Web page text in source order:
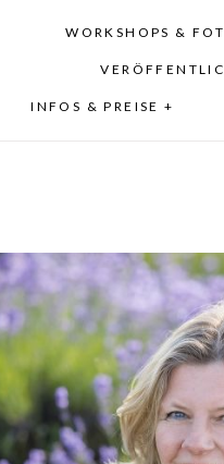
WORKSHOPS &
INFOS & PREISE +
Personal
München: Zeig
du wirklich
authentisch,